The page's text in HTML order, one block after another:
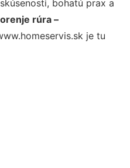
bohatú prax a
rúra –
je tu